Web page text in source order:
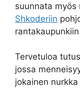
suunnata myös
Shkoderiin
Tervetuloa
jossa
jokainen